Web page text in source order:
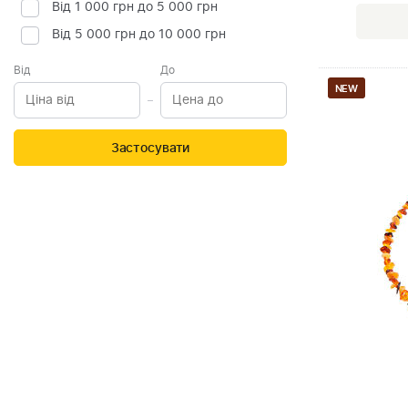
Від 1 000 грн до 5 000 грн
Від 5 000 грн до 10 000 грн
Від До
Застосувати
NEW